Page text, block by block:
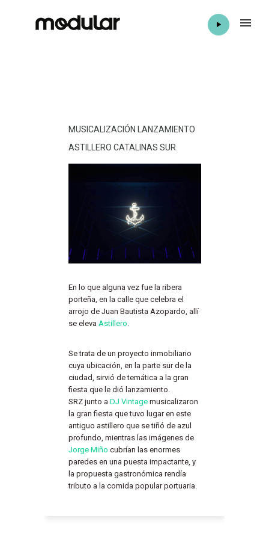
MUSICALIZACIÓN LANZAMIENTO
ASTILLERO CATALINAS SUR
En lo que alguna vez fue la ribera
porteña, en la calle que celebra el
arrojo de Juan Bautista Azopardo, allí
se eleva Astillero
Se trata de un proyecto inmobiliario
cuya ubicación, en la parte sur de la
ciudad, sirvió de temática a la gran
fiesta que le dió lanzamiento.
SRZ junto a DJ Vintage musicalizaron
la gran fiesta que tuvo lugar en este
antiguo astillero que se tiñó de azul
profundo, mientras las imágenes de
Jorge Miño cubrían las enormes
paredes en una puesta impactante, y
la propuesta gastronómica rendía
tributo a la comida popular portuaria.